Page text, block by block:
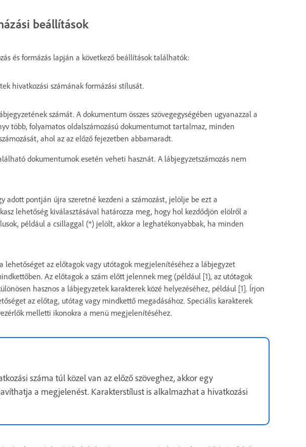
beállítások
és formázás lapján a következő beállítások találhatók:
hivatkozási számának formázási stílusát.
számát. A dokumentum összes szövegegységében ugyanazzal a
több, folyamatos oldalszámozású dokumentumot tartalmaz, minden
ahol az az előző fejezetben abbamaradt.
dokumentumok esetén veheti hasznát. A lábjegyzetszámozás nem
adott pontján újra szeretné kezdeni a számozást, jelölje be ezt a
lehetőség kiválasztásával határozza meg, hogy hol kezdődjön elölről a
például a csillaggal (*) jelölt, akkor a leghatékonyabbak, ha minden
lehetőséget az előtagok vagy utótagok megjelenítéséhez a lábjegyzet
Az előtagok a szám előtt jelennek meg (például [1), az utótagok
hasznos a lábjegyzetek karakterek közé helyezéséhez, például [1]. Írjon
az előtag, utótag vagy mindkettő megadásához. Speciális karakterek
melletti ikonokra a menü megjelenítéséhez.
száma túl közel van az előző szöveghez, akkor egy
a megjelenést. Karakterstílust is alkalmazhat a hivatkozási